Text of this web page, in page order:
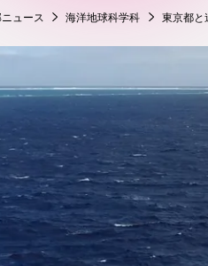
ュース 海洋地球科学科 東京都と
けポータル
教育・研究
教育・研究
学部・学科